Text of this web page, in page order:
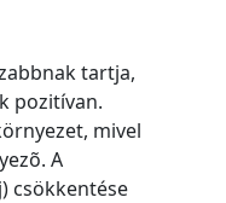
tartja,
pozitívan.
mivel
A
csökkentése